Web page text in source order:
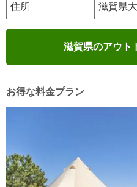
住所 滋賀県
滋賀県のアウト
お得な料金プラン